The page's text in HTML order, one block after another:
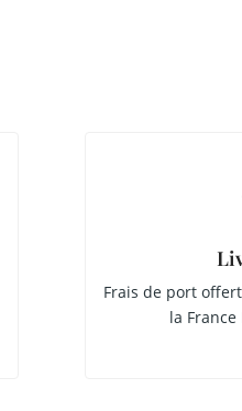
Frais de port
la